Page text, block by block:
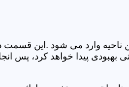
وارد می شود .این قسمت
بهبودی پیدا خواهد کرد، پس